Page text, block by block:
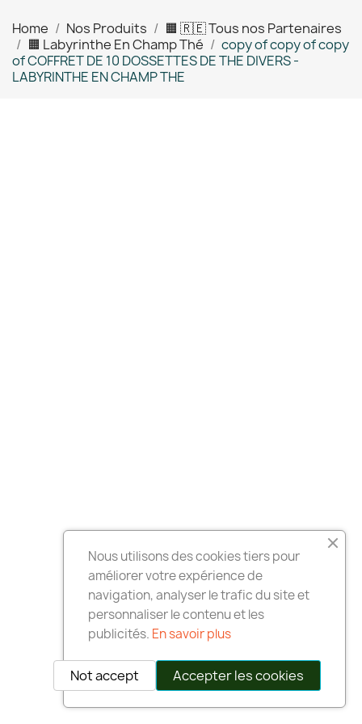
Home Nos Produits
🟧 🇷🇪 Tous nos Partenaires
🟧 Labyrinthe En Champ Thé
copy of copy of copy
of COFFRET DE 10 DOSSETTES DE THE DIVERS -
LABYRINTHE EN CHAMP THE
Nous utilisons des cookies tiers pour
améliorer votre expérience de
navigation, analyser le trafic du site et
personnaliser le contenu et les
publicités. En savoir plus
Accepter les cookies
Not accept